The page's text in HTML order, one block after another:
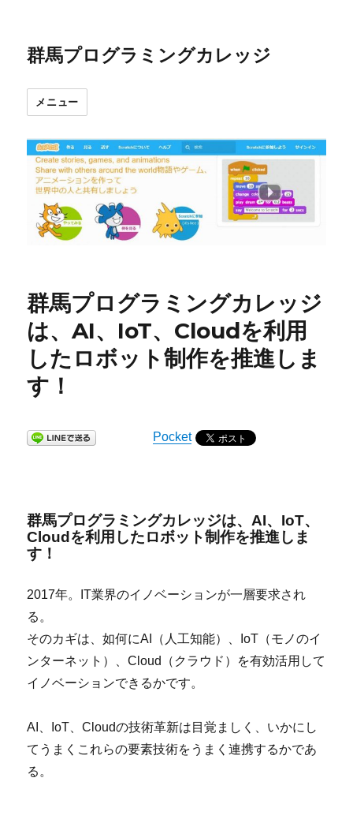
群馬プログラミングカレッジ
メニュー
群馬プログラミングカレッジ
は、AI、IoT、Cloudを利用
したロボット制作を推進しま
す！
Pocket
群馬プログラミングカレッジは、AI、IoT、
Cloudを利用したロボット制作を推進しま
す！
2017年。IT業界のイノベーションが一層要求され
る。
そのカギは、如何にAI（人工知能）、IoT（モノのイ
ンターネット）、Cloud（クラウド）を有効活用して
イノベーションできるかです。
AI、IoT、Cloudの技術革新は目覚ましく、いかにし
てうまくこれらの要素技術をうまく連携するかであ
る。